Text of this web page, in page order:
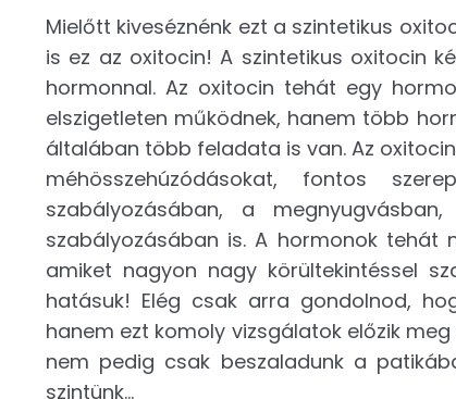
Mielőtt kiveséznénk ezt a szintetikus
is ez az oxitocin! A szintetikus oxitocin
hormonnal. Az oxitocin tehát egy
elszigetleten működnek, hanem több
általában több feladata is van. Az
méhösszehúzódásokat, fontos
szabályozásában, a
szabályozásában is. A hormonok tehát
amiket nagyon nagy körültekintéssel
hatásuk! Elég csak arra gondolnod,
hanem ezt komoly vizsgálatok előzik
nem pedig csak beszaladunk a
szintünk…